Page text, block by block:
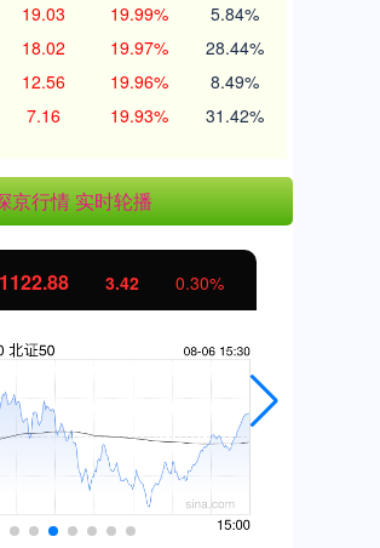
19.03 19.99% 5.84%
18.02 19.97% 28.44%
12.56 19.96% 8.49%
7.16 19.93% 31.42%
京行情 实时轮播
1122.88 3.42 0.30%